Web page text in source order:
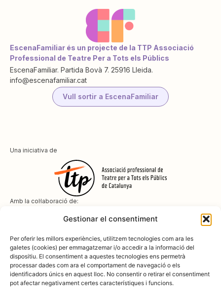
Gestionar el consentiment
Per oferir les millors experiències, utilitzem tecnologies com ara les
galetes (cookies) per emmagatzemar i/o accedir a la informació del
dispositiu. El consentiment a aquestes tecnologies ens permetrà
processar dades com ara el comportament de navegació o els
identificadors únics en aquest lloc. No consentir o retirar el consentiment
pot afectar negativament certes característiques i funcions.
EscenaFamiliar és un projecte de la TTP Associació
Professional de Teatre Per a Tots els Públics
EscenaFamiliar. Partida Bovà 7. 25916 Lleida.
info@escenafamiliar.cat
Vull sortir a EscenaFamiliar
Una iniciativa de
Amb la col·laboració de:
Amb el suport de